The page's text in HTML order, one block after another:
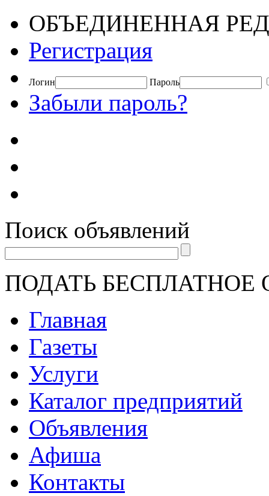
ОБЪЕДИНЕННАЯ
Регистрация
Логин Пароль
Забыли пароль?
Поиск объявлений
ПОДАТЬ БЕСПЛАТНОЕ
Главная
Газеты
Услуги
Каталог предприятий
Объявления
Афиша
Контакты